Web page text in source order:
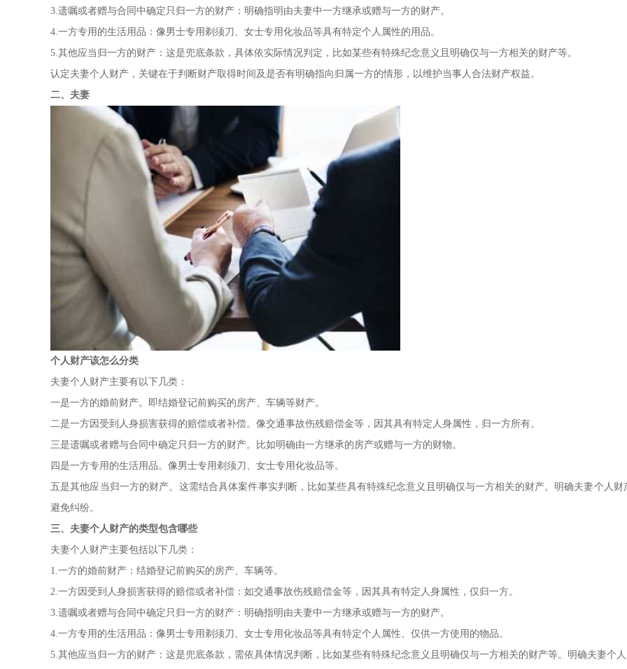
3.遗嘱或者赠与合同中确定只归一方的财产：明确指明由夫妻中一方继承或赠与一方的财产。
4.一方专用的生活用品：像男士专用剃须刀、女士专用化妆品等具有特定个人属性的用品。
5.其他应当归一方的财产：这是兜底条款，具体依实际情况判定，比如某些有特殊纪念意义且明确仅与一方相关的财产等。
认定夫妻个人财产，关键在于判断财产取得时间及是否有明确指向归属一方的情形，以维护当事人合法财产权益。
二、夫妻
个人财产该怎么分类
夫妻个人财产主要有以下几类：
一是一方的婚前财产。即结婚登记前购买的房产、车辆等财产。
二是一方因受到人身损害获得的赔偿或者补偿。像交通事故伤残赔偿金等，因其具有特定人身属性，归一方所有。
三是遗嘱或者赠与合同中确定只归一方的财产。比如明确由一方继承的房产或赠与一方的财物。
四是一方专用的生活用品。像男士专用剃须刀、女士专用化妆品等。
五是其他应当归一方的财产。这需结合具体案件事实判断，比如某些具有特殊纪念意义且明确仅与一方相关的财产。明确夫妻个人
避免纠纷。
三、夫妻个人财产的类型包含哪些
夫妻个人财产主要包括以下几类：
1.一方的婚前财产：结婚登记前购买的房产、车辆等。
2.一方因受到人身损害获得的赔偿或者补偿：如交通事故伤残赔偿金等，因其具有特定人身属性，仅归一方。
3.遗嘱或者赠与合同中确定只归一方的财产：明确指明由夫妻中一方继承或赠与一方的财产。
4.一方专用的生活用品：像男士专用剃须刀、女士专用化妆品等具有特定个人属性、仅供一方使用的物品。
5.其他应当归一方的财产：这是兜底条款，需依具体情况判断，比如某些有特殊纪念意义且明确仅与一方相关的财产等。明确夫妻个